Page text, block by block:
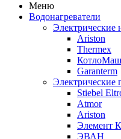
Меню
Водонагреватели
Электрические
Ariston
Thermex
КотлоМаш
Garanterm
Электрические
Stiebel
Atmor
Ariston
Элемент
ЭВАН